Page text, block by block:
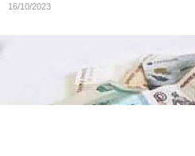
16/10/2023